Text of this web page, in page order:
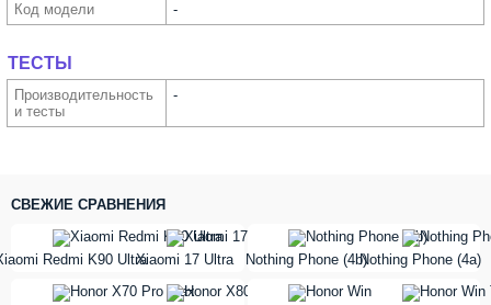
Код модели
-
ТЕСТЫ
Производи­тельность
и тесты
-
СВЕЖИЕ СРАВНЕНИЯ
Redmi K90 Ultra
vs
Xiaomi 17 Ultra
Nothing Phone (4b)
vs
Nothing Phone (4a)
vs
vs